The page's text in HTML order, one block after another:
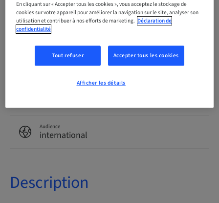
Langue
Anglais
Points
0.00 Points
Méthode de livraison
Audience
international
Description
En cliquant sur « Accepter tous les cookies », vous acceptez le stockage de
cookies sur votre appareil pour améliorer la navigation sur le site, analyser son
utilisation et contribuer à nos efforts de marketing. Déclaration de
confidentialité
Tout refuser Accepter tous les cookies
Afficher les détails